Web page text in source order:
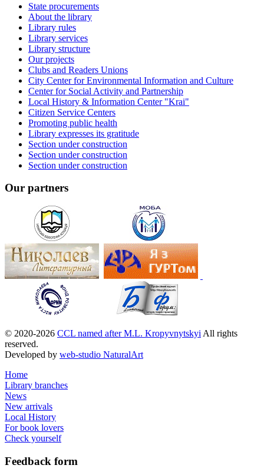
State procurements
About the library
Library rules
Library services
Library structure
Our projects
Clubs and Readers Unions
City Center for Environmental Information and Culture
Center for Social Activity and Partnership
Local History & Information Center "Krai"
Citizen Service Centers
Promoting public health
Library expresses its gratitude
Section under construction
Section under construction
Section under construction
Our partners
© 2020-2026 CCL named after M.L. Kropyvnytskyi All rights
reserved.
Developed by web-studio NaturalArt
Home
Library branches
News
New arrivals
Local History
For book lovers
Check yourself
Feedback form